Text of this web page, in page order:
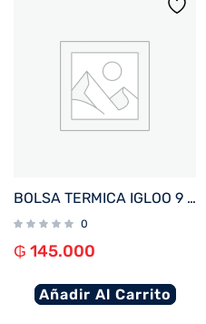
BOLSA TERMICA IGLOO 9 LATAS VERTICAL LUNCH RETRO CELESTE 63085
0
₲ 145.000
Añadir Al Carrito